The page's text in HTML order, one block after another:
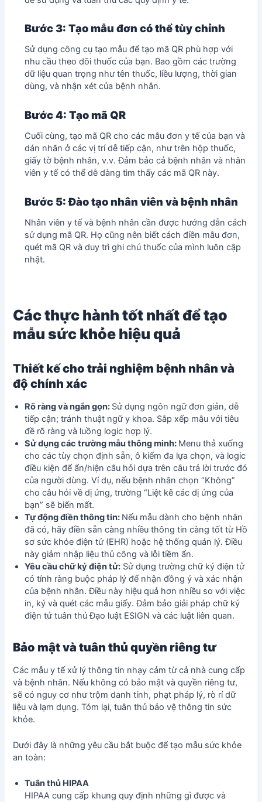
Bước 3: Tạo mẫu đơn có thể tùy chỉnh
Sử dụng công cụ tạo mẫu để tạo mã QR phù hợp với
nhu cầu theo dõi thuốc của bạn. Bao gồm các trường
dữ liệu quan trọng như tên thuốc, liều lượng, thời gian
dùng, và nhận xét của bệnh nhân.
Bước 4: Tạo mã QR
Cuối cùng, tạo mã QR cho các mẫu đơn y tế của bạn và
dán nhãn ở các vị trí dễ tiếp cận, như trên hộp thuốc,
giấy tờ bệnh nhân, v.v. Đảm bảo cả bệnh nhân và nhân
viên y tế có thể dễ dàng tìm thấy các mã QR này.
Bước 5: Đào tạo nhân viên và bệnh nhân
Nhân viên y tế và bệnh nhân cần được hướng dẫn cách
sử dụng mã QR. Họ cũng nên biết cách điền mẫu đơn,
quét mã QR và duy trì ghi chú thuốc của mình luôn cập
nhật.
Các thực hành tốt nhất để tạo
mẫu sức khỏe hiệu quả
Thiết kế cho trải nghiệm bệnh nhân và
độ chính xác
Rõ ràng và ngắn gọn: Sử dụng ngôn ngữ đơn giản, dễ
tiếp cận; tránh thuật ngữ y khoa. Sắp xếp mẫu với tiêu
đề rõ ràng và luồng logic hợp lý.
Sử dụng các trường mẫu thông minh: Menu thả xuống
cho các tùy chọn định sẵn, ô kiểm đa lựa chọn, và logic
điều kiện để ẩn/hiện câu hỏi dựa trên câu trả lời trước đó
của người dùng. Ví dụ, nếu bệnh nhân chọn “Không”
cho câu hỏi về dị ứng, trường “Liệt kê các dị ứng của
bạn” sẽ biến mất.
Tự động điền thông tin: Nếu mẫu dành cho bệnh nhân
đã có, hãy điền sẵn càng nhiều thông tin càng tốt từ Hồ
sơ sức khỏe điện tử (EHR) hoặc hệ thống quản lý. Điều
này giảm nhập liệu thủ công và lỗi tiềm ẩn.
Yêu cầu chữ ký điện tử: Sử dụng trường chữ ký điện tử
có tính ràng buộc pháp lý để nhận đồng ý và xác nhận
của bệnh nhân. Điều này hiệu quả hơn nhiều so với việc
in, ký và quét các mẫu giấy. Đảm bảo giải pháp chữ ký
điện tử tuân thủ Đạo luật ESIGN và các luật liên quan.
Bảo mật và tuân thủ quyền riêng tư
Các mẫu y tế xử lý thông tin nhạy cảm từ cả nhà cung cấp
và bệnh nhân. Nếu không có bảo mật và quyền riêng tư,
sẽ có nguy cơ như trộm danh tính, phạt pháp lý, rò rỉ dữ
liệu và lạm dụng. Tóm lại, tuân thủ bảo vệ thông tin sức
khỏe.
Dưới đây là những yêu cầu bắt buộc để tạo mẫu sức khỏe
an toàn:
Tuân thủ HIPAA
HIPAA cung cấp khung quy định những gì được và